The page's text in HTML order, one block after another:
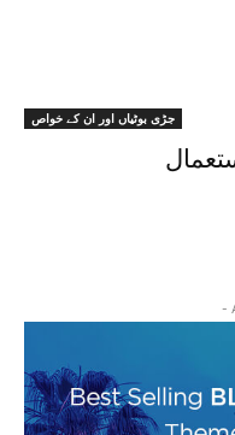
جڑی بوٹیاں اور ان کے خواص
-